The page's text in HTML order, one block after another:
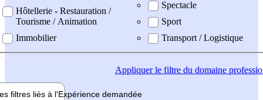
Hôtellerie - Restauration /
Tourisme / Animation
Immobilier
Spectacle
Sport
Transport / Logistique
Appliquerle filtre du domaine
filtres liés à l'Expérience demandée